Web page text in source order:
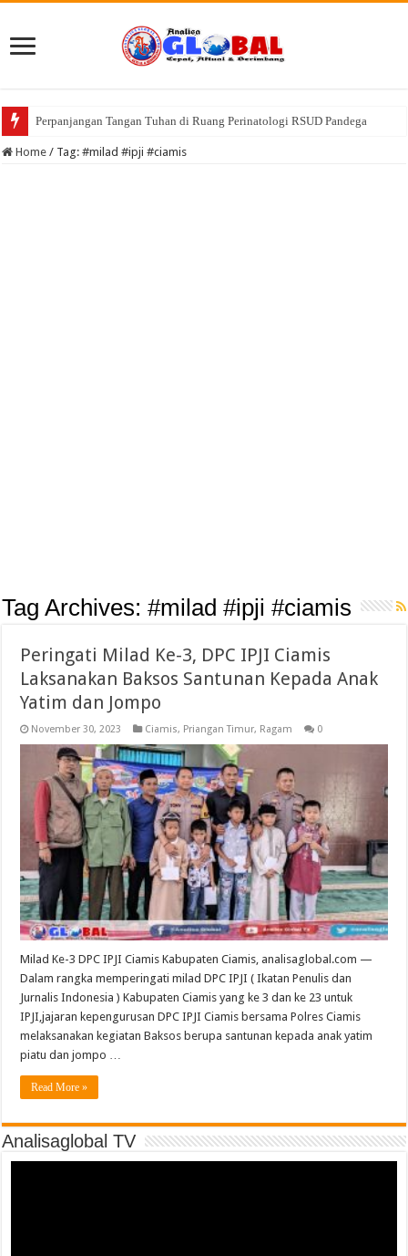
Perpanjangan Tangan Tuhan di Ruang Perinatologi RSUD Pandega
Home / Tag:#milad #ipji #ciamis
Tag Archives:#milad #ipji #ciamis
Peringati Milad Ke-3, DPC IPJI Ciamis
Laksanakan Baksos Santunan Kepada Anak
Yatim dan Jompo
November 30, 2023 Ciamis, Priangan Timur, Ragam 0
Milad Ke-3 DPC IPJI Ciamis Kabupaten Ciamis, analisaglobal.com —
Dalam rangka memperingati milad DPC IPJI ( Ikatan Penulis dan
Jurnalis Indonesia ) Kabupaten Ciamis yang ke 3 dan ke 23 untuk
IPJI,jajaran kepengurusan DPC IPJI Ciamis bersama Polres Ciamis
melaksanakan kegiatan Baksos berupa santunan kepada anak yatim
piatu dan jompo …
Read More »
Analisaglobal TV